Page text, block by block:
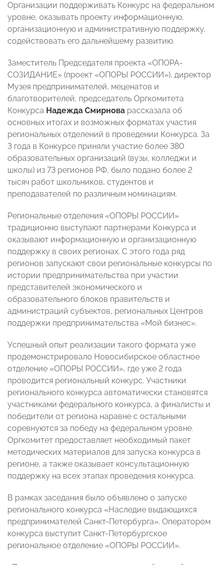
Организации поддерживать Конкурс на федеральном
уровне, оказывать проекту информационную,
организационную и административную поддержку,
содействовать его дальнейшему развитию.
Заместитель Председателя проекта «ОПОРА-
СОЗИДАНИЕ» (проект «ОПОРЫ РОССИИ»), директор
Музея предпринимателей, меценатов и
благотворителей, председатель Оргкомитета
Конкурса Надежда Смирнова рассказала об
основных итогах и возможных форматах участия
региональных отделений в проведении Конкурса. За
3 года в Конкурсе приняли участие более 380
образовательных организаций (вузы, колледжи и
школы) из 73 регионов РФ, было подано более 2
тысяч работ школьников, студентов и
преподавателей по различным номинациям.
Региональные отделения «ОПОРЫ РОССИИ»
традиционно выступают партнерами Конкурса и
оказывают информационную и организационную
поддержку в своих регионах. С этого года ряд
регионов запускают свои региональные конкурсы по
истории предпринимательства при участии
представителей экономического и
образовательного блоков правительств и
администраций субъектов, региональных Центров
поддержки предпринимательства «Мой бизнес».
Успешный опыт реализации такого формата уже
продемонстрировало Новосибирское областное
отделение «ОПОРЫ РОССИИ», где уже 2 года
проводится региональный конкурс. Участники
регионального конкурса автоматически становятся
участниками федерального конкурса, а финалисты и
победители от региона наравне с остальными
соревнуются за победу на федеральном уровне.
Оргкомитет предоставляет необходимый пакет
методических материалов для запуска конкурса в
регионе, а также оказывает консультационную
поддержку на всех этапах проведения конкурса.
В рамках заседания было объявлено о запуске
регионального конкурса «Наследие выдающихся
предпринимателей Санкт-Петербурга». Оператором
конкурса выступит Санкт-Петербургское
региональное отделение «ОПОРЫ РОССИИ».